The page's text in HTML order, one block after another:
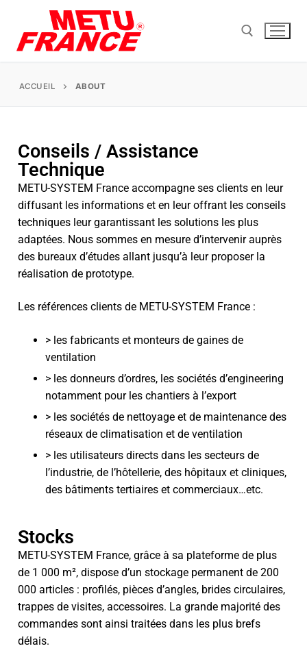
ACCUEIL ABOUT
Conseils / Assistance
Technique
METU-SYSTEM France accompagne ses clients en leur
diffusant les informations et en leur offrant les conseils
techniques leur garantissant les solutions les plus
adaptées. Nous sommes en mesure d’intervenir auprès
des bureaux d’études allant jusqu’à leur proposer la
réalisation de prototype.
Les références clients de METU-SYSTEM France :
> les fabricants et monteurs de gaines de
ventilation
> les donneurs d’ordres, les sociétés d’engineering
notamment pour les chantiers à l’export
> les sociétés de nettoyage et de maintenance des
réseaux de climatisation et de ventilation
> les utilisateurs directs dans les secteurs de
l’industrie, de l’hôtellerie, des hôpitaux et cliniques,
des bâtiments tertiaires et commerciaux…etc.
Stocks
METU-SYSTEM France, grâce à sa plateforme de plus
de 1 000 m², dispose d’un stockage permanent de 200
000 articles : profilés, pièces d’angles, brides circulaires,
trappes de visites, accessoires. La grande majorité des
commandes sont ainsi traitées dans les plus brefs
délais.